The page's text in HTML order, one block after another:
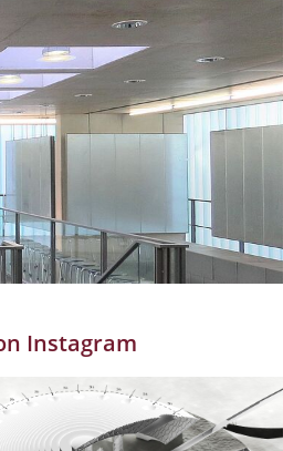
Instagram